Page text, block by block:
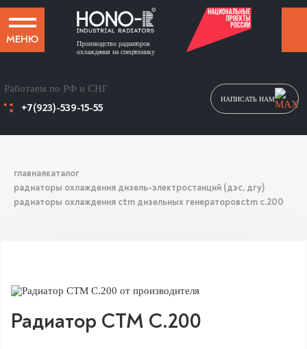
МЕНЮ
Производство радиаторов
охлаждения на спецтехнику
НАПИСАТЬ НАМ
Работаем по РФ и СНГ
+7(923)-539-15-55
главнаякаталог
радиаторы охлаждения дизель-электростанций (дэс, дгу)
радиаторы охлаждения ctm дизельных генераторовctm c.200
Радиатор CTM C.200